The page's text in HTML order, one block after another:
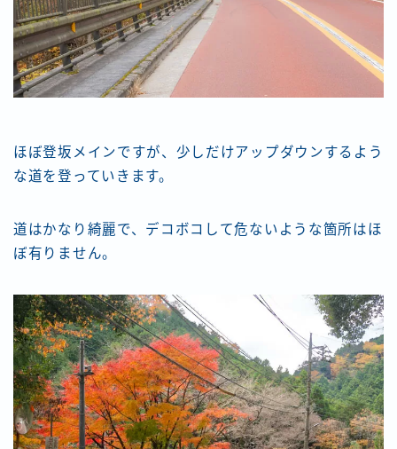
ほぼ登坂メインですが、少しだけアップダウンするよう
な道を登っていきます。
道はかなり綺麗で、デコボコして危ないような箇所はほ
ぼ有りません。